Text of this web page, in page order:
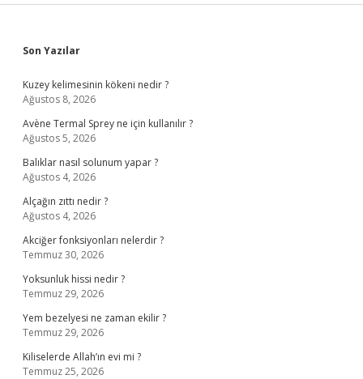
Sidebar
Son Yazılar
Kuzey kelimesinin kökeni nedir ?
Ağustos 8, 2026
Avène Termal Sprey ne için kullanılır ?
Ağustos 5, 2026
Balıklar nasıl solunum yapar ?
Ağustos 4, 2026
Alçağın zıttı nedir ?
Ağustos 4, 2026
Akciğer fonksiyonları nelerdir ?
Temmuz 30, 2026
Yoksunluk hissi nedir ?
Temmuz 29, 2026
Yem bezelyesi ne zaman ekilir ?
Temmuz 29, 2026
Kiliselerde Allah’ın evi mi ?
Temmuz 25, 2026